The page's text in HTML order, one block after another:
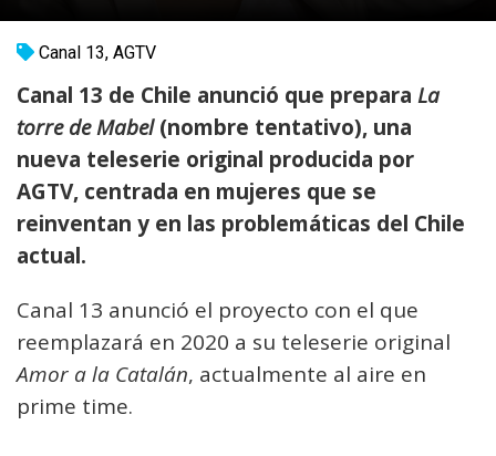
Canal 13, AGTV
Canal 13 de Chile anunció que prepara La
torre de Mabel(nombre tentativo), una
nueva teleserie original producida por
AGTV, centrada en mujeres que se
reinventan y en las problemáticas del Chile
actual.
Canal 13 anunció el proyecto con el que
reemplazará en 2020 a su teleserie original
Amor a la Catalán, actualmente al aire en
prime time.